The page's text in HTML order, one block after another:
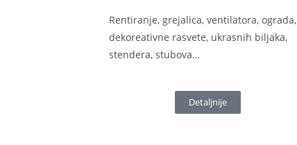
Rentiranje, grejalica, ventilatora, ograda,
dekoreativne rasvete, ukrasnih biljaka,
stendera, stubova…
Detaljnije